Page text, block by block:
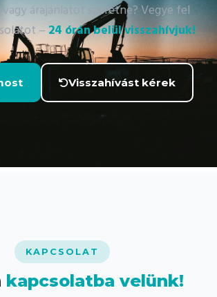
árajánlatot szeretne? Vegye fel
–24 órán belül visszahívjuk!
Visszahívást kérek
KAPCSOLAT
kapcsolatba velünk!